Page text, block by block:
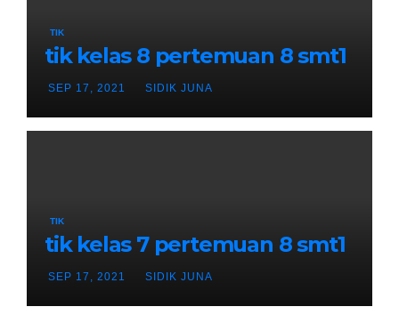
TIK
tik kelas 8 pertemuan 8 smt1
SEP 17, 2021 SIDIK JUNA
TIK
tik kelas 7 pertemuan 8 smt1
SEP 17, 2021 SIDIK JUNA